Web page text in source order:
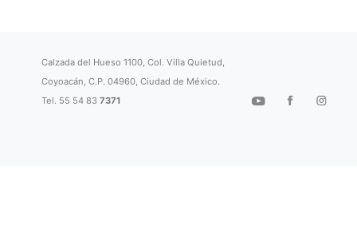
Calzada del Hueso 1100, Col. Villa Quietud,
Coyoacán, C.P. 04960, Ciudad de México.
Tel. 55 54 837371